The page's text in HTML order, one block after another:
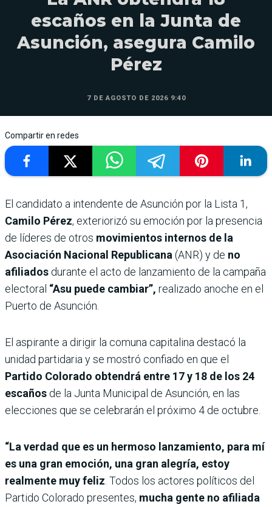
escaños en la Junta de
Asunción, asegura Camilo
Pérez
7 DE AGOSTO DE 2026 9:40
Compartir en redes
El candidato a intendente de Asunción por la Lista 1,
Camilo Pérez, exteriorizó su emoción por la presencia
de líderes de otros movimientos internos de la
Asociación Nacional Republicana (ANR) y de no
afiliados durante el acto de lanzamiento de la campaña
electoral “Asu puede cambiar”, realizado anoche en el
Puerto de Asunción.
El aspirante a dirigir la comuna capitalina destacó la
unidad partidaria y se mostró confiado en que el
Partido Colorado obtendrá entre 17 y 18 de los 24
escaños de la Junta Municipal de Asunción, en las
elecciones que se celebrarán el próximo 4 de octubre.
“La verdad que es un hermoso lanzamiento, para mí
es una gran emoción, una gran alegría, estoy
realmente muy feliz . Todos los actores políticos del
Partido Colorado presentes, mucha gente no afiliada